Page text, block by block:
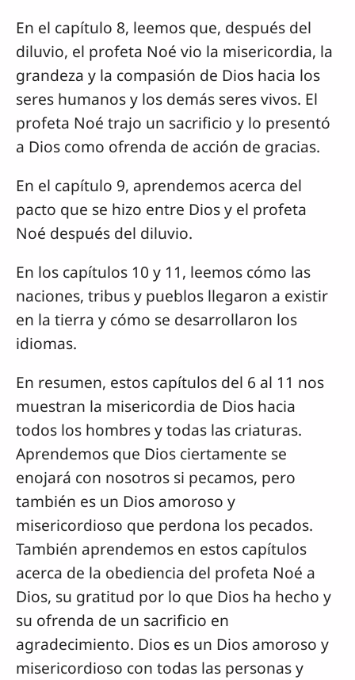
En el capítulo 8, leemos que, después del
diluvio, el profeta Noé vio la misericordia, la
grandeza y la compasión de Dios hacia los
seres humanos y los demás seres vivos. El
profeta Noé trajo un sacrificio y lo presentó
a Dios como ofrenda de acción de gracias.
En el capítulo 9, aprendemos acerca del
pacto que se hizo entre Dios y el profeta
Noé después del diluvio.
En los capítulos 10 y 11, leemos cómo las
naciones, tribus y pueblos llegaron a existir
en la tierra y cómo se desarrollaron los
idiomas.
En resumen, estos capítulos del 6 al 11 nos
muestran la misericordia de Dios hacia
todos los hombres y todas las criaturas.
Aprendemos que Dios ciertamente se
enojará con nosotros si pecamos, pero
también es un Dios amoroso y
misericordioso que perdona los pecados.
También aprendemos en estos capítulos
acerca de la obediencia del profeta Noé a
Dios, su gratitud por lo que Dios ha hecho y
su ofrenda de un sacrificio en
agradecimiento. Dios es un Dios amoroso y
misericordioso con todas las personas y